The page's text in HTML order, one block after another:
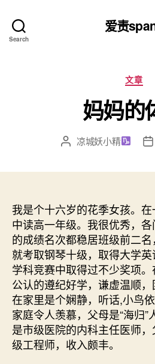
Search
爱责
分
类
文章
妈妈的
文 凉城妖小精
发
我是个十六岁的花季女孩。
中读高一年级。我很优秀，
的成绩名次都稳居班级前二
就考取钢琴十级，取得大学
学科竞赛中取得过不少奖项
公认的遵纪好学，谦虚温顺，
在家里是个娴静，听话,小鸟
家庭令人羡慕，父母是“海归
是市级医院的内科主任医师
级工程师，收入颇丰。